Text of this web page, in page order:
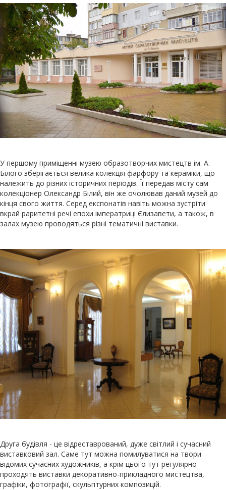
У першому приміщенні музею образотворчих мистецтв ім. А.
Білого зберігається велика колекція фарфору та кераміки, що
належить до різних історичних періодів. Її передав місту сам
колекціонер Олександр Білий, він же очолював даний музей до
кінця свого життя. Серед експонатів навіть можна зустріти
вкрай раритетні речі епохи імператриці Єлизавети, а також, в
залах музею проводяться різні тематичні виставки.
Друга будівля - це відреставрований, дуже світлий і сучасний
виставковий зал. Саме тут можна помилуватися на твори
відомих сучасних художників, а крім цього тут регулярно
проходять виставки декоративно-прикладного мистецтва,
графіки, фотографії, скульптурних композицій.